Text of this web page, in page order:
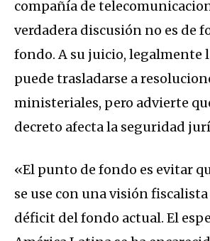
compañía de
verdadera discusión no es de
fondo. A su juicio, legalmente
puede trasladarse a
ministeriales, pero advierte
decreto afecta la seguridad
«El punto de fondo es evitar
se use con una visión
déficit del fondo actual. El